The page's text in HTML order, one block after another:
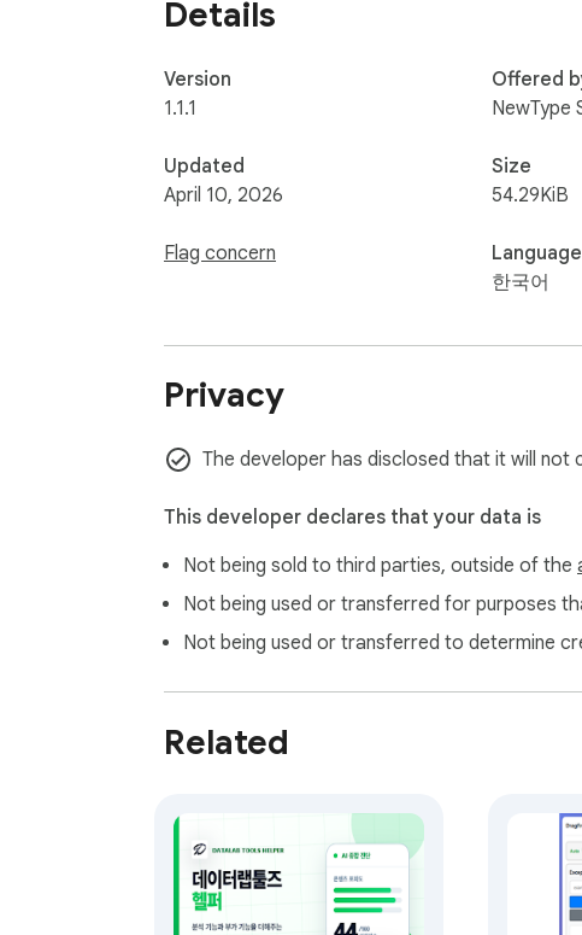
1. 원클릭 트렌드 데이터 수집
주제별(카테고리), 연령별/성별 인기 키워드를 자
페이지 이동 없이 브라우저 우측 패널에서
수집된 데이터를 카드 형태로 직관적으로 확인할
- NEW / 상승 / 하락 키워드 표시
원하는 데이터만 빠르게 확인할 수 있습니다.
4. CSV 다운로드 지원
콘텐츠 기획 및 키워드 데이터 관리에 활용할 수
━━━━━━━━━━
[개인정보 보호]
본 확장프로그램은 사용자 데이터를 외부 서버로
- 추적 없음
━━━━━━━━━━
Details
Version
1.1.1
Updated
April 10, 2026
Flag concern
Offered
NewType
Size
54.29KiB
한국어
Privacy
The developer has disclosed that it will not
This developer declares that your data is
Not being sold to third parties, outside of the
Not being used or transferred for purposes
Not being used or transferred to determine
Related